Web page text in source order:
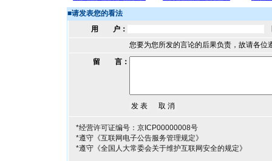
■请发表您的看法
用 户：
您要为您所发的言论的后果负责，故请各位
留 言：
*经营许可证编号：京ICP00000008号
*遵守《互联网电子公告服务管理规定》
*遵守《全国人大常委会关于维护互联网安全的规定》